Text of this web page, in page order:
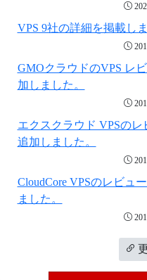
VPS 9社の詳細を掲載しま
GMOクラウドのVPS レ
加しました。
エクスクラウド VPSのレ
追加しました。
CloudCore VPSのレビュ
ました。